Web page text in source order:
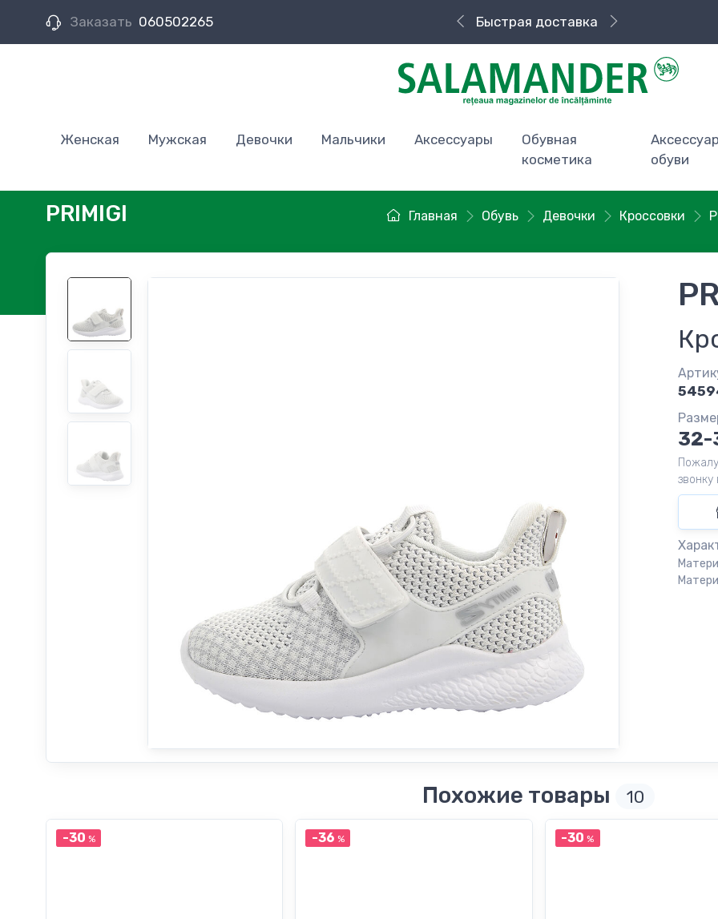
Заказать 060502265 Быстрая доставка
Женская Мужская Девочки Мальчики Аксессуары
Обувная
косметика
обуви
Главная Обувь Девочки Кроссовки
PRIMIGI
32-
звонку
Похожие товары 10
-30 % -36 % -30 %